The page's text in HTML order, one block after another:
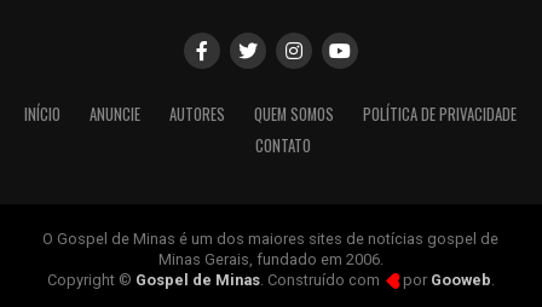
INÍCIO ANUNCIE AUTORES QUEM SOMOS
POLÍTICA DE PRIVACIDADE
CONTATO
O Gospel de Minas é um dos maiores sites de notícias gospel de
Minas Gerais, fundado em 2006.
Copyright © Gospel de Minas. Construído com por Gooweb.